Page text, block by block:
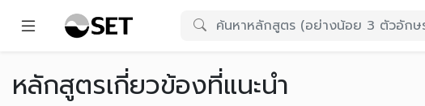
หลักสูตรเกี่ยวข้องที่แนะนำ